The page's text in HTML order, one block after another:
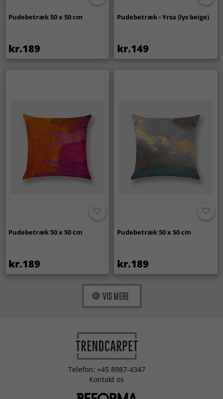
Pudebetræk 50 x 50 cm
kr.189
Pudebetræk - Yrsa (lys beige)
kr.149
Pudebetræk 50 x 50 cm
kr.189
Pudebetræk 50 x 50 cm
kr.189
VIS MERE
Telefon: +45 8987-4347
Kontakt os